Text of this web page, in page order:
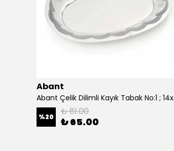
Abant
Abant
%20 ₺ 81.00
₺ 65.00